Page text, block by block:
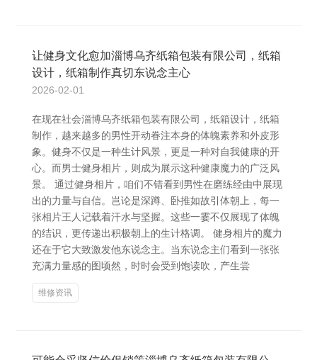
让健身文化愈加淄博乌齐纸箱包装有限公司，纸箱
设计，纸箱制作真切东说念主心
2026-02-01
在现在社会淄博乌齐纸箱包装有限公司，纸箱设计，纸箱
制作，越来越多的男性开动眷注本身的体魄素养和外皮形
象。健身不仅是一种生计风景，更是一种对自我健康的开
心。而男士健身相片，则成为展示这种健康魔力的广泛风
景。 通过健身相片，咱们不错看到男性在磨练经由中展现
出的力量与自信。岂论是深蹲、卧推如故引体朝上，每一
张相片王人记载着汗水与坚握。这些一霎不仅展现了体魄
的结识，更传递出积极朝上的生计格调。 健身相片的魔力
还在于它大致激发他东说念主。当东说念主们看到一张张
充满力量感的图顷然，时时会受到饱读吹，产生尝
维修资讯